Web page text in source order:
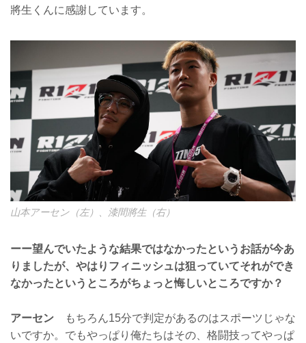
將生くんに感謝しています。
山本アーセン（左）、漆間將生（右）
ーー望んでいたような結果ではなかったというお話が今あ
りましたが、やはりフィニッシュは狙っていてそれができ
なかったというところがちょっと悔しいところですか？
アーセン もちろん15分で判定があるのはスポーツじゃな
いですか。でもやっぱり俺たちはその、格闘技ってやっぱ